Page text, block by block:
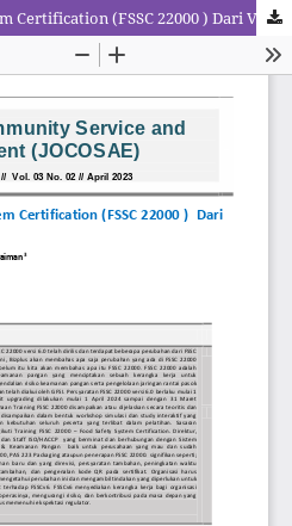
Upgrade Food Safety System Certification (FSSC 22000 ) Dari Versi 5.1 ke Versi Baru 6.0